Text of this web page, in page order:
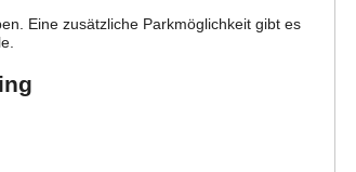
Eine zusätzliche Parkmöglichkeit gibt es